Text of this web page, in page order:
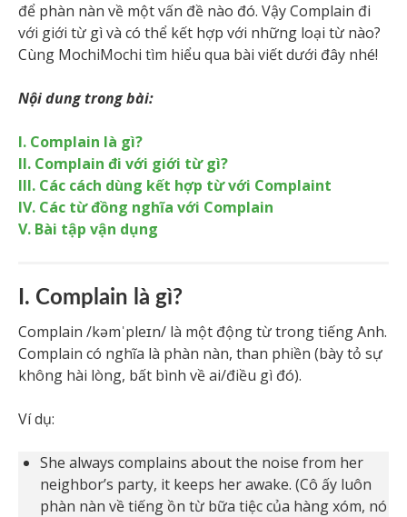
để phàn nàn về một vấn đề nào đó. Vậy Complain đi
với giới từ gì và có thể kết hợp với những loại từ nào?
Cùng MochiMochi tìm hiểu qua bài viết dưới đây nhé!
Nội dung trong bài:
I. Complain là gì?
II. Complain đi với giới từ gì?
III. Các cách dùng kết hợp từ với Complaint
IV. Các từ đồng nghĩa với Complain
V. Bài tập vận dụng
I. Complain là gì?
Complain /kəmˈpleɪn/ là một động từ trong tiếng Anh.
Complain có nghĩa là phàn nàn, than phiền (bày tỏ sự
không hài lòng, bất bình về ai/điều gì đó).
Ví dụ:
She always complains about the noise from her
neighbor’s party, it keeps her awake. (Cô ấy luôn
phàn nàn về tiếng ồn từ bữa tiệc của hàng xóm, nó